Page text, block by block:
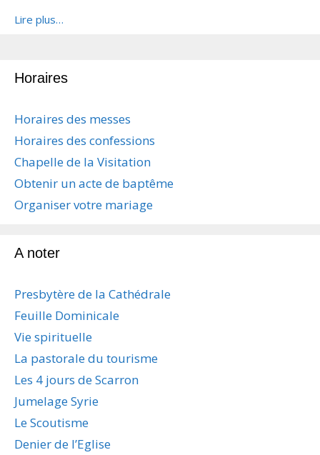
Lire plus…
Horaires
Horaires des messes
Horaires des confessions
Chapelle de la Visitation
Obtenir un acte de baptême
Organiser votre mariage
A noter
Presbytère de la Cathédrale
Feuille Dominicale
Vie spirituelle
La pastorale du tourisme
Les 4 jours de Scarron
Jumelage Syrie
Le Scoutisme
Denier de l’Eglise